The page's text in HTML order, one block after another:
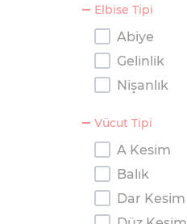
Elbise Tipi
Abiye
Gelinlik
Nişanlık
Vücut Tipi
A Kesim
Balık
Dar Kesim